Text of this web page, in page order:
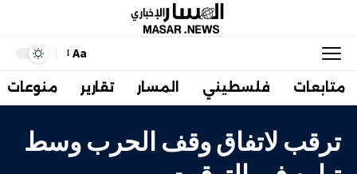
Aa
متابعات فلسطيني المسار تقارير منوعات
ترقب لاتفاق وقف الحرب وسط